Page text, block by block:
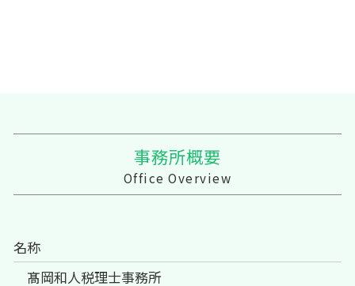
事務所概要
Office Overview
名称
髙岡和人税理士事務所